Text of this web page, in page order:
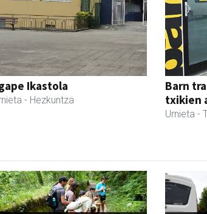
Ikastola
- Hezkuntza
Barn
txikien
Urnieta -